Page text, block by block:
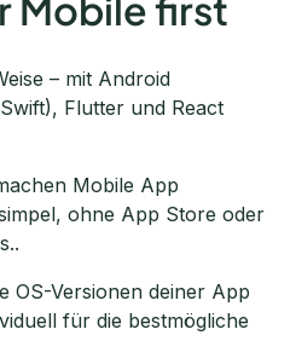
Mobile first
– mit Android
Flutter und React
Mobile App
ohne App Store oder
OS-Versionen deiner App
für die bestmögliche